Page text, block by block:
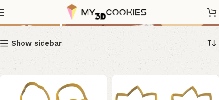
Simpson
Show sidebar